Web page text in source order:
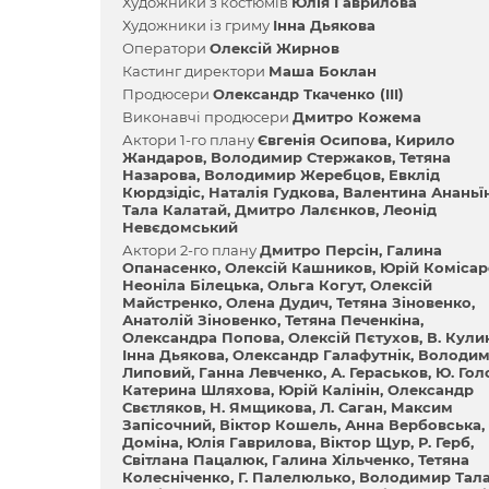
Художники із гриму Інна Дьякова
Оператори Олексій Жирнов
Кастинг директори Маша Боклан
Продюсери Олександр Ткаченко (III)
Виконавчі продюсери Дмитро Кожема
Актори 1-го плануЄвгенія Осипова Кирило
Жандаров Володимир Стержаков Тетяна
Назарова Володимир Жеребцов Евклід
Кюрдзідіс Наталія Гудкова Валентина
Тала Калатай Дмитро Лалєнков Леонід
Невєдомський
Актори 2-го плануДмитро Персін Галина
Опанасенко Олексій Кашников Юрій
Неоніла Білецька Ольга Когут Олексій
Майстренко Олена Дудич Тетяна Зіновенко
Анатолій Зіновенко Тетяна Печенкіна
Олександра Попова Олексій Пєтухов В.
Інна Дьякова Олександр Галафутнік
Липовий Ганна Левченко А. Гераськов Ю.
Катерина Шляхова Юрій Калінін Олександр
Свєтляков Н. Ямщикова Л. Саган Максим
Запісочний Віктор Кошель Анна Вербовська
Доміна Юлія Гаврилова Віктор Щур Р. Герб
Світлана Пацалюк Галина Хільченко Тетяна
Колесніченко Г. Палелюлько Володимир